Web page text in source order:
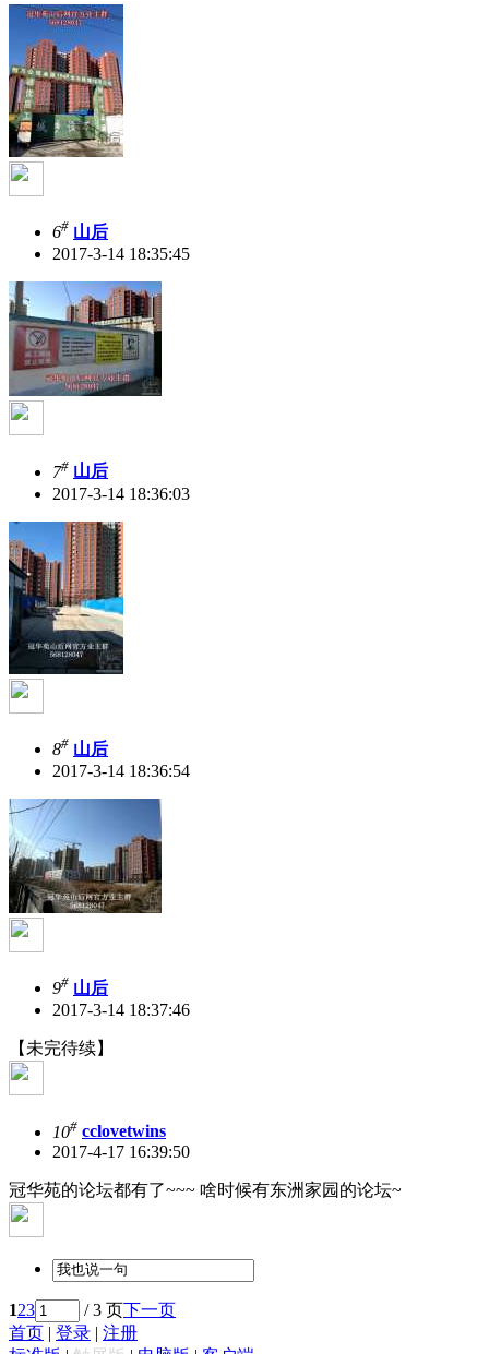
6# 山后
2017-3-14 18:35:45
7# 山后
2017-3-14 18:36:03
8# 山后
2017-3-14 18:36:54
9# 山后
2017-3-14 18:37:46
【未完待续】
10# cclovetwins
2017-4-17 16:39:50
冠华苑的论坛都有了~~~ 啥时候有东洲家园的论坛~
123 / 3 页下一页
首页 | 登录 | 注册